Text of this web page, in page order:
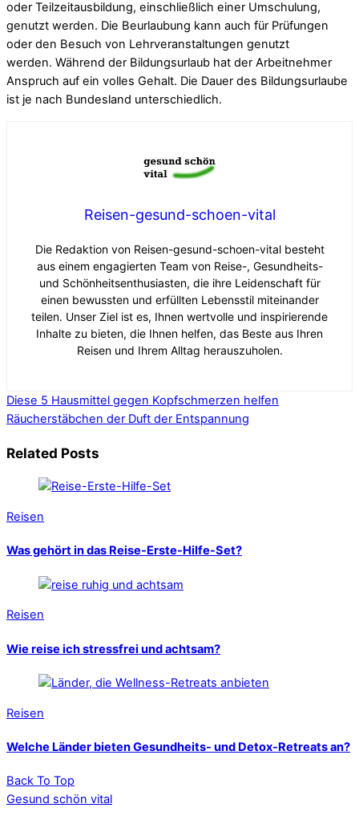
oder Teilzeitausbildung, einschließlich einer Umschulung,
genutzt werden. Die Beurlaubung kann auch für Prüfungen
oder den Besuch von Lehrveranstaltungen genutzt
werden. Während der Bildungsurlaub hat der Arbeitnehmer
Anspruch auf ein volles Gehalt. Die Dauer des Bildungsurlaube
ist je nach Bundesland unterschiedlich.
Reisen-gesund-schoen-vital
Die Redaktion von Reisen-gesund-schoen-vital besteht
aus einem engagierten Team von Reise-, Gesundheits-
und Schönheitsenthusiasten, die ihre Leidenschaft für
einen bewussten und erfüllten Lebensstil miteinander
teilen. Unser Ziel ist es, Ihnen wertvolle und inspirierende
Inhalte zu bieten, die Ihnen helfen, das Beste aus Ihren
Reisen und Ihrem Alltag herauszuholen.
Diese 5 Hausmittel gegen Kopfschmerzen helfen
Räucherstäbchen der Duft der Entspannung
Related Posts
Reisen
Was gehört in das Reise-Erste-Hilfe-Set?
Reisen
Wie reise ich stressfrei und achtsam?
Reisen
Welche Länder bieten Gesundheits- und Detox-Retreats an?
Back To Top
Gesund schön vital